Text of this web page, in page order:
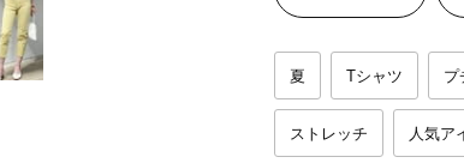
夏 Tシャツ プ
ストレッチ 人気ア